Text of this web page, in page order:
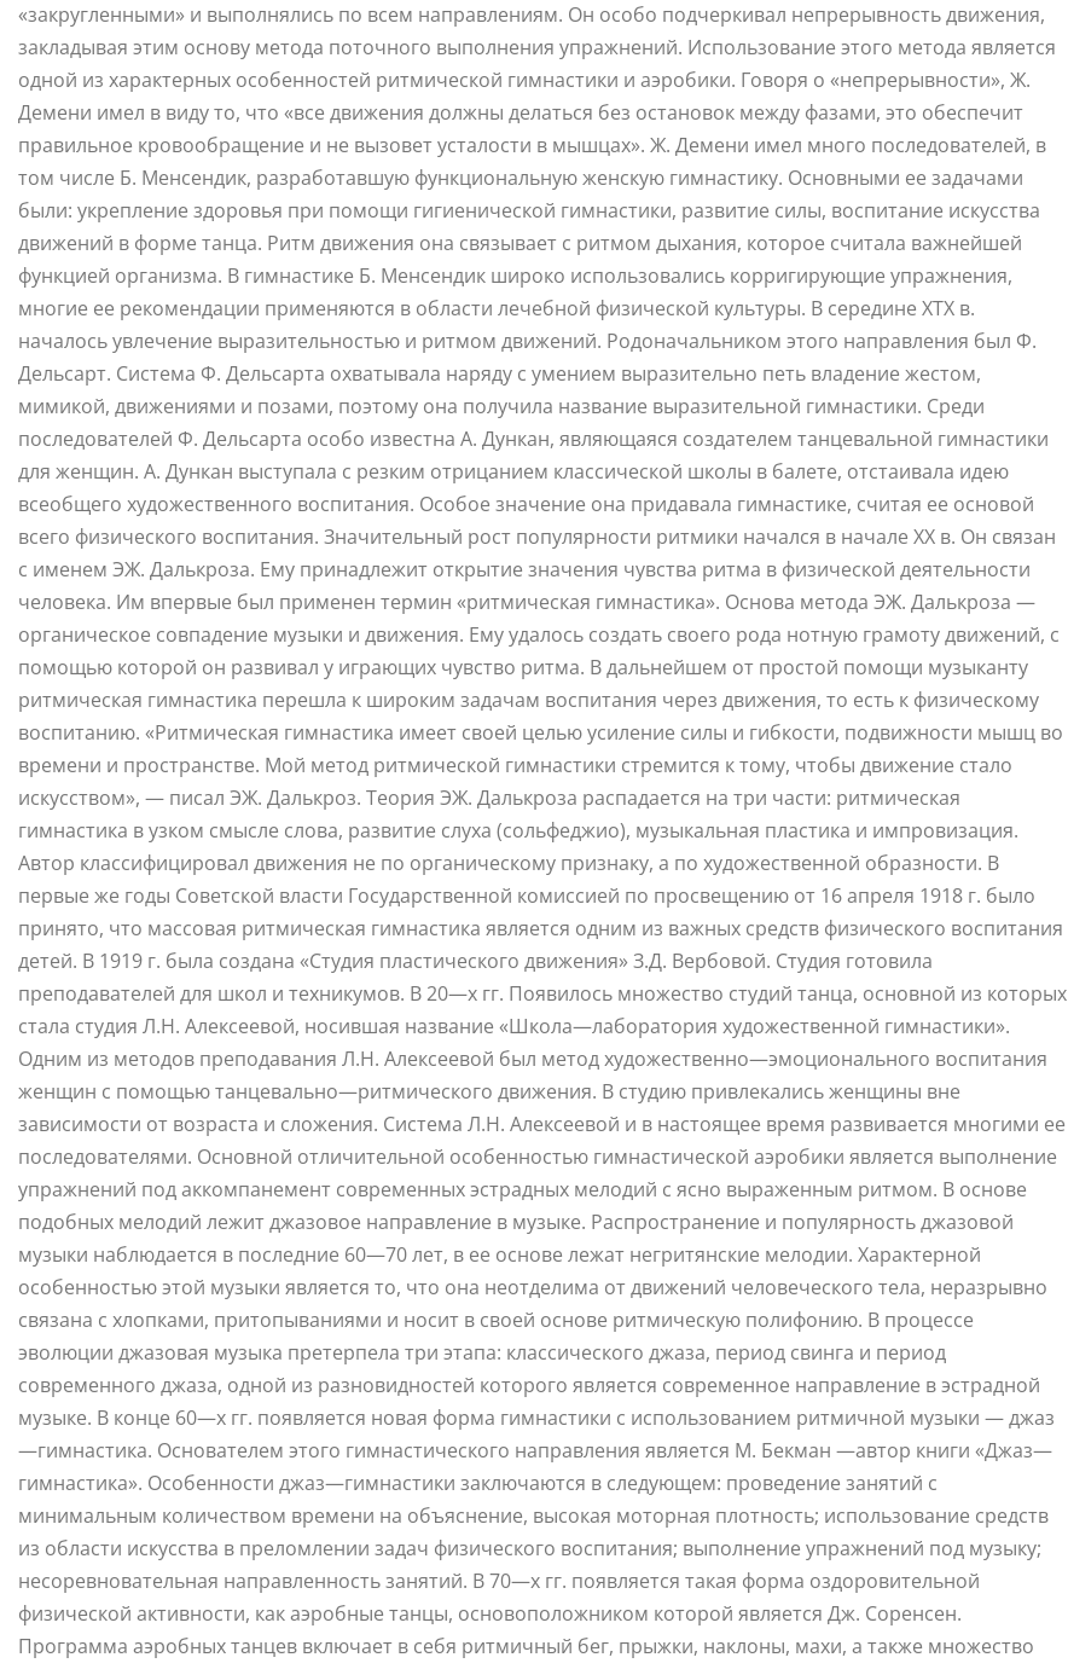
«закругленными» и выполнялись по всем направлениям. Он особо подчеркивал непрерывность движения,
закладывая этим основу метода поточного выполнения упражнений. Использование этого метода является
одной из характерных особенностей ритмической гимнастики и аэробики. Говоря о «непрерывности», Ж.
Демени имел в виду то, что «все движения должны делаться без остановок между фазами, это обеспечит
правильное кровообращение и не вызовет усталости в мышцах». Ж. Демени имел много последователей, в
том числе Б. Менсендик, разработавшую функциональную женскую гимнастику. Основными ее задачами
были: укрепление здоровья при помощи гигиенической гимнастики, развитие силы, воспитание искусства
движений в форме танца. Ритм движения она связывает с ритмом дыхания, которое считала важнейшей
функцией организма. В гимнастике Б. Менсендик широко использовались корригирующие упражнения,
многие ее рекомендации применяются в области лечебной физической культуры. В середине ХТХ в.
началось увлечение выразительностью и ритмом движений. Родоначальником этого направления был Ф.
Дельсарт. Система Ф. Дельсарта охватывала наряду с умением выразительно петь владение жестом,
мимикой, движениями и позами, поэтому она получила название выразительной гимнастики. Среди
последователей Ф. Дельсарта особо известна А. Дункан, являющаяся создателем танцевальной гимнастики
для женщин. А. Дункан выступала с резким отрицанием классической школы в балете, отстаивала идею
всеобщего художественного воспитания. Особое значение она придавала гимнастике, считая ее основой
всего физического воспитания. Значительный рост популярности ритмики начался в начале ХХ в. Он связан
с именем ЭЖ. Далькроза. Ему принадлежит открытие значения чувства ритма в физической деятельности
человека. Им впервые был применен термин «ритмическая гимнастика». Основа метода ЭЖ. Далькроза —
органическое совпадение музыки и движения. Ему удалось создать своего рода нотную грамоту движений, с
помощью которой он развивал у играющих чувство ритма. В дальнейшем от простой помощи музыканту
ритмическая гимнастика перешла к широким задачам воспитания через движения, то есть к физическому
воспитанию. «Ритмическая гимнастика имеет своей целью усиление силы и гибкости, подвижности мышц во
времени и пространстве. Мой метод ритмической гимнастики стремится к тому, чтобы движение стало
искусством», — писал ЭЖ. Далькроз. Теория ЭЖ. Далькроза распадается на три части: ритмическая
гимнастика в узком смысле слова, развитие слуха (сольфеджио), музыкальная пластика и импровизация.
Автор классифицировал движения не по органическому признаку, а по художественной образности. В
первые же годы Советской власти Государственной комиссией по просвещению от 16 апреля 1918 г. было
принято, что массовая ритмическая гимнастика является одним из важных средств физического воспитания
детей. В 1919 г. была создана «Студия пластического движения» З.Д. Вербовой. Студия готовила
преподавателей для школ и техникумов. В 20—х гг. Появилось множество студий танца, основной из которых
стала студия Л.Н. Алексеевой, носившая название «Школа—лаборатория художественной гимнастики».
Одним из методов преподавания Л.Н. Алексеевой был метод художественно—эмоционального воспитания
женщин с помощью танцевально—ритмического движения. В студию привлекались женщины вне
зависимости от возраста и сложения. Система Л.Н. Алексеевой и в настоящее время развивается многими ее
последователями. Основной отличительной особенностью гимнастической аэробики является выполнение
упражнений под аккомпанемент современных эстрадных мелодий с ясно выраженным ритмом. В основе
подобных мелодий лежит джазовое направление в музыке. Распространение и популярность джазовой
музыки наблюдается в последние 60—70 лет, в ее основе лежат негритянские мелодии. Характерной
особенностью этой музыки является то, что она неотделима от движений человеческого тела, неразрывно
связана с хлопками, притопываниями и носит в своей основе ритмическую полифонию. В процессе
эволюции джазовая музыка претерпела три этапа: классического джаза, период свинга и период
современного джаза, одной из разновидностей которого является современное направление в эстрадной
музыке. В конце 60—х гг. появляется новая форма гимнастики с использованием ритмичной музыки — джаз
—гимнастика. Основателем этого гимнастического направления является М. Бекман —автор книги «Джаз—
гимнастика». Особенности джаз—гимнастики заключаются в следующем: проведение занятий с
минимальным количеством времени на объяснение, высокая моторная плотность; использование средств
из области искусства в преломлении задач физического воспитания; выполнение упражнений под музыку;
несоревновательная направленность занятий. В 70—х гг. появляется такая форма оздоровительной
физической активности, как аэробные танцы, основоположником которой является Дж. Соренсен.
Программа аэробных танцев включает в себя ритмичный бег, прыжки, наклоны, махи, а также множество